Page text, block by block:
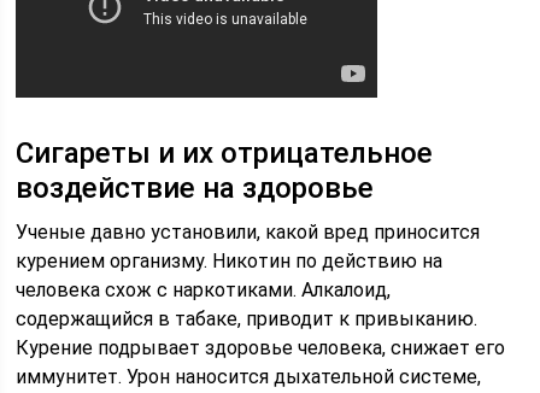
Сигареты и их отрицательное
воздействие на здоровье
Ученые давно установили, какой вред приносится
курением организму. Никотин по действию на
человека схож с наркотиками. Алкалоид,
содержащийся в табаке, приводит к привыканию.
Курение подрывает здоровье человека, снижает его
иммунитет. Урон наносится дыхательной системе,